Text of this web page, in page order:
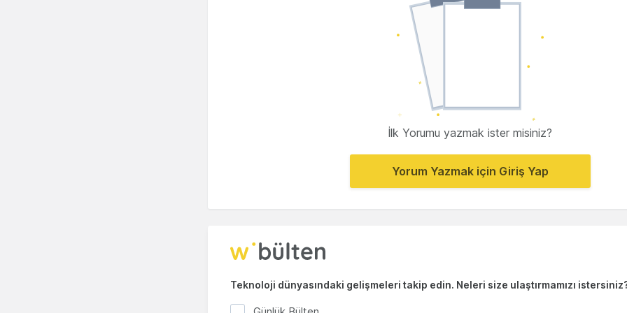
İlk Yorumu yazmak ister misiniz?
Yorum Yazmak için Giriş Yap
Teknoloji dünyasındaki gelişmeleri takip edin. Neleri size ulaştırmamızı